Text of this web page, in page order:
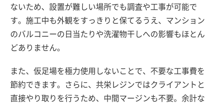
ないため、設置が難しい場所でも調査や工事が可能で
す。施工中も外観をすっきりと保てるうえ、マンション
のバルコニーの日当たりや洗濯物干しへの影響もほとん
どありません。
また、仮足場を極力使用しないことで、不要な工事費を
節約できます。さらに、共栄レジンではクライアントと
直接やり取りを行うため、中間マージンも不要。余計な